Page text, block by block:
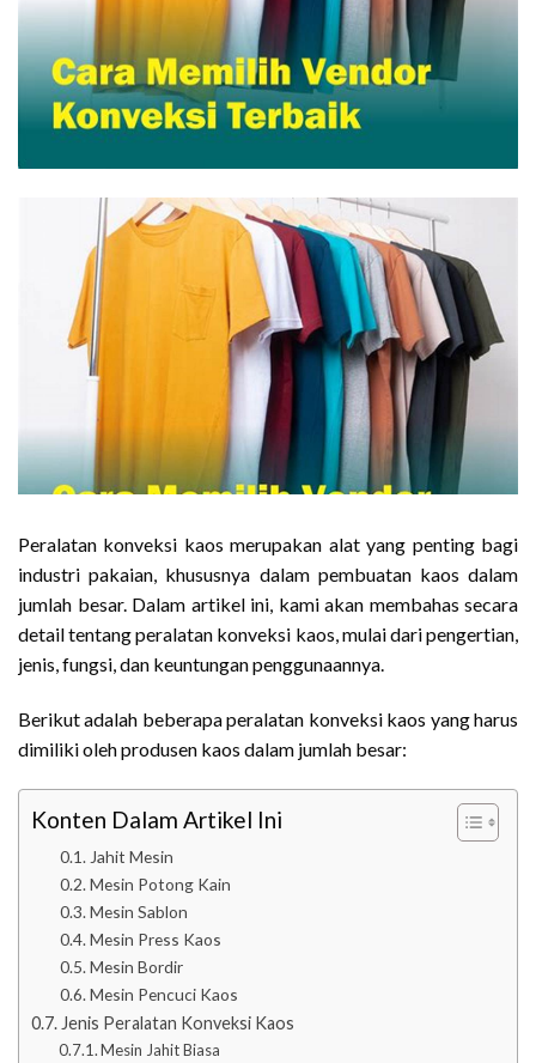
Peralatan konveksi kaos merupakan alat yang penting bagi
industri pakaian, khususnya dalam pembuatan kaos dalam
jumlah besar. Dalam artikel ini, kami akan membahas secara
detail tentang peralatan konveksi kaos, mulai dari pengertian,
jenis, fungsi, dan keuntungan penggunaannya.
Berikut adalah beberapa peralatan konveksi kaos yang harus
dimiliki oleh produsen kaos dalam jumlah besar:
Konten Dalam Artikel Ini
Jahit Mesin
Mesin Potong Kain
Mesin Sablon
Mesin Press Kaos
Mesin Bordir
Mesin Pencuci Kaos
Jenis Peralatan Konveksi Kaos
Mesin Jahit Biasa